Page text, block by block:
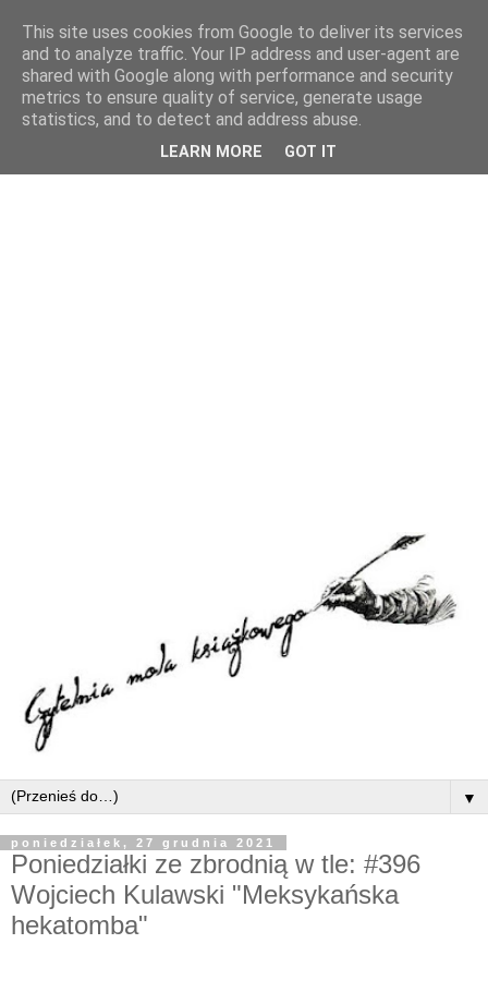
▼
poniedziałek, 27 grudnia 2021
Poniedziałki ze zbrodnią w tle: #396
Wojciech Kulawski "Meksykańska
hekatomba"
This site uses cookies from Google to deliver its services
and to analyze traffic. Your IP address and user-agent are
shared with Google along with performance and security
metrics to ensure quality of service, generate usage
statistics, and to detect and address abuse.
LEARN MORE GOT IT